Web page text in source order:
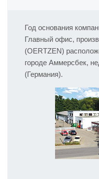
Год основания
Главный офис,
(OERTZEN)
городе Аммерсбек,
(Германия).